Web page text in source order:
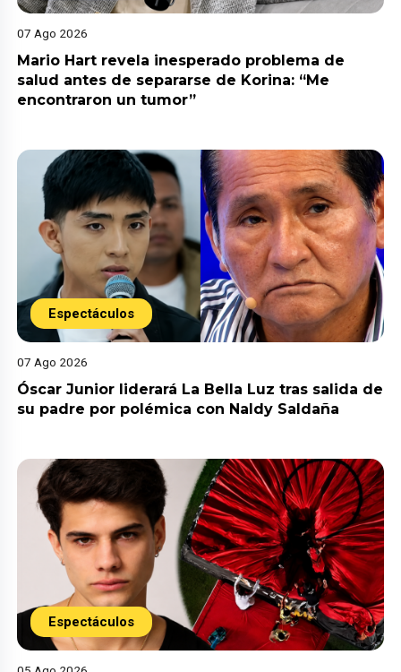
07 Ago 2026
Mario Hart revela inesperado problema de
salud antes de separarse de Korina: “Me
encontraron un tumor”
Espectáculos
07 Ago 2026
Óscar Junior liderará La Bella Luz tras salida de
su padre por polémica con Naldy Saldaña
Espectáculos